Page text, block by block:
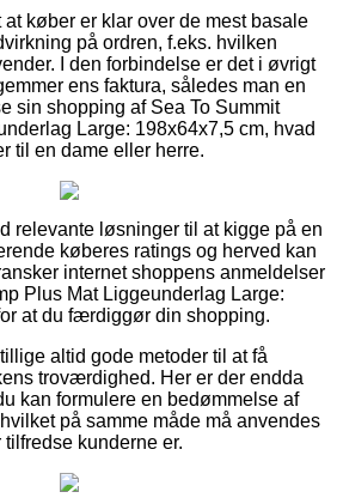
køber er klar over de mest basale
på ordren, f.eks. hvilken
I den forbindelse er det i øvrigt
ens faktura, således man en
sin shopping af Sea To Summit
Large: 198x64x7,5 cm, hvad
til en dame eller herre.
relevante løsninger til at kigge på en
køberes ratings og herved kan
internet shoppens anmeldelser
Plus Mat Liggeunderlag Large:
at du færdiggør din shopping.
altid gode metoder til at få
troværdighed. Her er der endda
kan formulere en bedømmelse af
på samme måde må anvendes
kunderne er.